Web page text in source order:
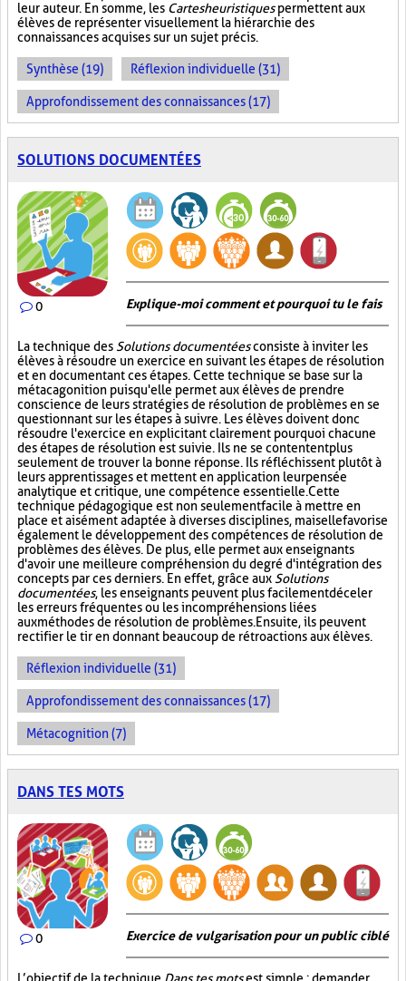
leur auteur. En somme, les Cartes heuristiquespermettent aux
élèves de représenter visuellement la hiérarchie des
connaissances acquises sur un sujet précis.
Synthèse (19) Réflexion individuelle (31)
Approfondissement des connaissances (17)
SOLUTIONS DOCUMENTÉES
0 Explique-moi comment et pourquoi tu le fais
La technique des Solutions documentéesconsiste à inviter les
élèves à résoudre un exercice en suivant les étapes de résolution
et en documentant ces étapes. Cette technique se base sur la
métacagonition puisqu'elle permet aux élèves de prendre
conscience de leurs stratégies de résolution de problèmes en se
questionnant sur les étapes à suivre. Les élèves doivent donc
résoudre l'exercice en explicitant clairement pourquoi chacune
des étapes de résolution est suivie. Ils ne se contentent plus
seulement de trouver la bonne réponse. Ils réfléchissent plutôt à
leurs apprentissages et mettent en application leur pensée
analytique et critique, une compétence essentielle. Cette
technique pédagogique est non seulement facile à mettre en
place et aisément adaptée à diverses disciplines, mais elle favorise
également le développement des compétences de résolution de
problèmes des élèves. De plus, elle permet aux enseignants
d'avoir une meilleure compréhension du degré d'intégration des
concepts par ces derniers. En effet, grâce aux Solutions
documentées, les enseignants peuvent plus facilement déceler
les erreurs fréquentes ou les incompréhensions liées
aux méthodes de résolution de problèmes. Ensuite, ils peuvent
rectifier le tir en donnant beaucoup de rétroactions aux élèves.
Réflexion individuelle (31)
Approfondissement des connaissances (17)
Métacognition (7)
DANS TES MOTS
0 Exercice de vulgarisation pour un public ciblé